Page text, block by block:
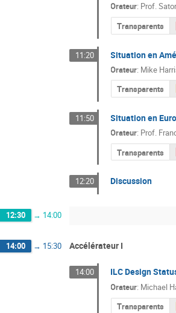
Orateur: Prof.
Transparents
11:20 Situation en
Orateur: Mike
Transparents
11:50 Situation en
Orateur: Prof.
Transparents
12:20 Discussion
12:30 → 14:00
14:00 → 15:30 Accélérateur I
14:00 ILC Design
Orateur: Michael
Transparents